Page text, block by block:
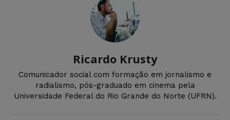
Ricardo Krusty
Comunicador social com formação em jornalismo e
radialismo, pós-graduado em cinema pela
Universidade Federal do Rio Grande do Norte (UFRN).